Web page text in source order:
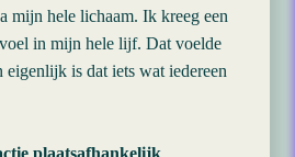
mijn hele lichaam. Ik kreeg een
in mijn hele lijf. Dat voelde
eigenlijk is dat iets wat iedereen
plaatsafhankelijk